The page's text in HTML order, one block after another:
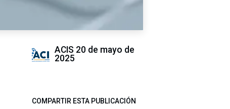
ACIS 20 de mayo de
2025
COMPARTIR ESTA PUBLICACIÓN